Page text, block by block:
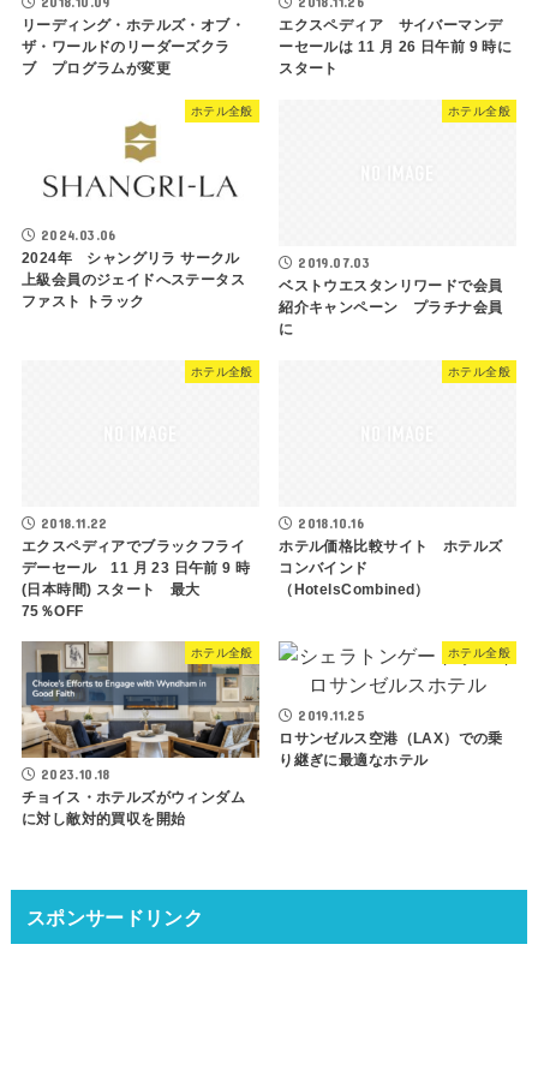
リーディング・ホテルズ・オブ・
ザ・ワールドのリーダーズクラ
ブ プログラムが変更
エクスペディア サイバーマンデ
ーセールは 11 月 26 日午前 9 時に
スタート
ホテル全般
2024.03.06
2024年 シャングリラ サークル
上級会員のジェイドへステータス
ファスト トラック
ホテル全般
2019.07.03
ベストウエスタンリワードで会員
紹介キャンペーン プラチナ会員
に
ホテル全般
2018.11.22
エクスペディアでブラックフライ
デーセール 11 月 23 日午前 9 時
(日本時間) スタート 最大
75％OFF
ホテル全般
2018.10.16
ホテル価格比較サイト ホテルズ
コンバインド
（HotelsCombined）
ホテル全般
2023.10.18
チョイス・ホテルズがウィンダム
に対し敵対的買収を開始
ホテル全般
2019.11.25
ロサンゼルス空港（LAX）での乗
り継ぎに最適なホテル
スポンサードリンク